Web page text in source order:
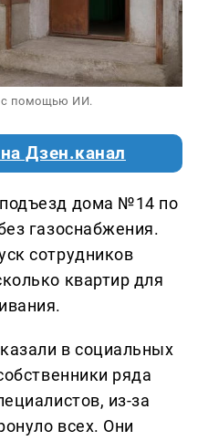
с помощью ИИ.
Дзен.канал
дома №14 по
газоснабжения.
сотрудников
квартир для
в социальных
ряда
из-за
всех. Они